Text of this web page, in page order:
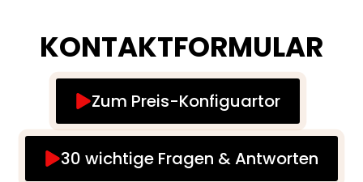
KONTAKTFORMULAR
Zum Preis-Konfiguartor
30 wichtige Fragen & Antworten